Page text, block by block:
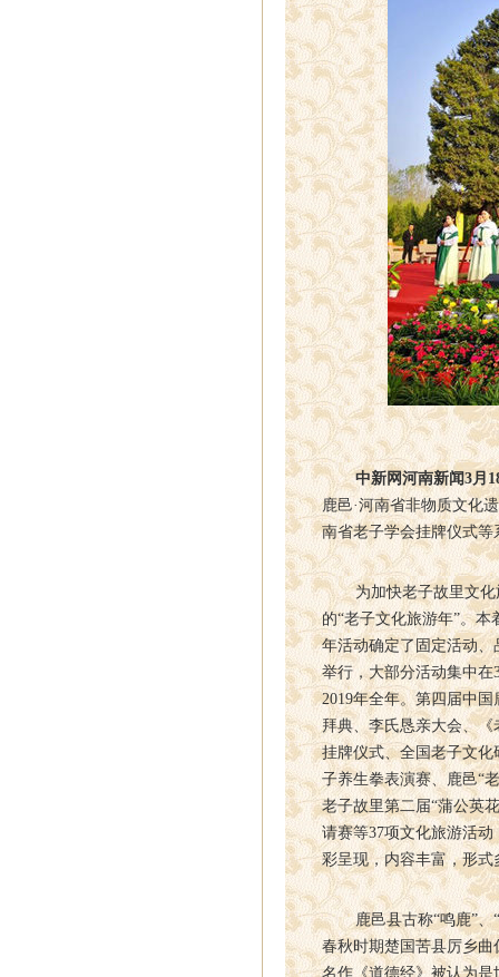
中新网河南新闻3月
鹿邑·河南省非物质文化
南省老子学会挂牌仪式等
为加快老子故里文化旅
的“老子文化旅游年”。
年活动确定了固定活动、
举行，大部分活动集中在
2019年全年。第四届中
拜典、李氏恳亲大会、
挂牌仪式、全国老子文
子养生拳表演赛、鹿邑“
老子故里第二届“蒲公英
请赛等37项文化旅游活
彩呈现，内容丰富，形
鹿邑县古称“鸣鹿”、“
春秋时期楚国苦县厉乡曲
名作《道德经》被认为